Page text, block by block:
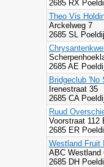
2685 RX
Theo Vis
Arckelweg 7
2685 SL
2685 AE
Bridgeclub 'No
Irenestraat 35
2685 CA
Ruud
Voorstraat 112
2685 ER
Westland Fruit
ABC Westland
2685 DH